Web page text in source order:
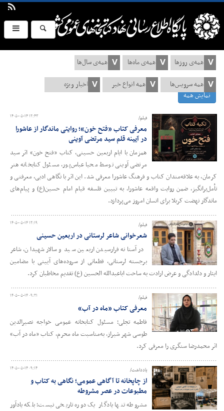
نمایش همه
۱۴۰۵-۰۵-۱۴ ۱۲:۴۳ فیلم/
معرفی کتاب «فتح خون»؛ روایتی ماندگار از عاشورا
در آیینه قلم سید مرتضی آوینی
همزمان با ایام اربعین حسینی، کتاب «فتح خون» اثر سید
مرتضی آوینی توسط محیا عباس‌پور، مسئول کتابخانه هنر
کرمان، به علاقه‌مندان کتاب و فرهنگ عاشورا معرفی شد. این اثر با نگاهی ادبی، معرفتی و
تأمل‌برانگیز، ضمن روایت واقعه عاشورا، به تبیین فلسفه قیام امام حسین(ع) و پیام‌های
ماندگار نهضت کربلا برای انسان امروز می‌پردازد.
۱۴۰۵-۰۵-۱۴ ۱۲:۱۹ فیلم/
شعرخوانی شاعر لرستانی در اربعین حسینی
در آستانه فرارسیدن اربعین سید و سالار شهیدان، شاعر
برجسته لرستانی، قطعاتی از سروده‌های آیینی با مضامین
ایثار و دلدادگی و عرض ارادت به ساحت اباعبدالله الحسین (ع) تقدیم مخاطبان کرد.
۱۴۰۵-۰۵-۱۴ ۰۹:۲۱ فیلم/
معرفی کتاب «ماه در آب»
فاطمه تجلی؛ مسئول کتابخانه عمومی خواجه نصیرالدین
طوسی شهر شیراز، به‌مناسبت ماه محرم، کتاب «ماه در آب»
اثر محمدرضا سنگری را معرفی کرد.
۱۴۰۵-۰۵-۱۴ ۰۹:۱۴ یادداشت/
از چاپخانه تا آگاهی عمومی؛ نگاهی به کتاب و
مطبوعات در عصر مشروطه
مشروطه تنها یادگار یک دوره تاریخی نیست؛ بلکه یادآور